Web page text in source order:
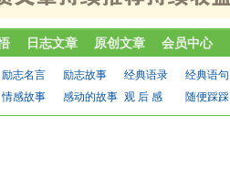
日志文章 原创文章 会员中心
励志名言 励志故事 经典语录 经典语句
情感故事 感动的故事 观 后 感 随便踩踩